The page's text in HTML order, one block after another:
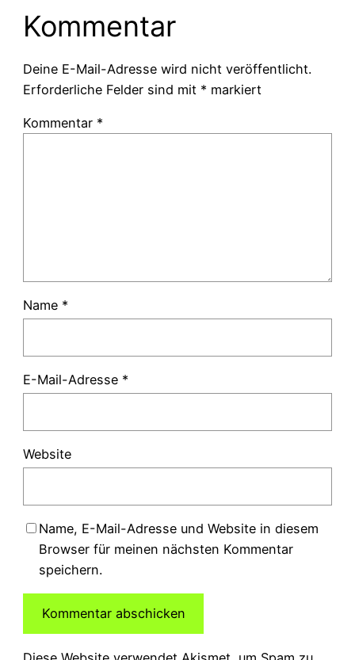
Kommentar
Deine E-Mail-Adresse wird nicht veröffentlicht.
Erforderliche Felder sind mit * markiert
Kommentar *
Name *
E-Mail-Adresse *
Website
Name, E-Mail-Adresse und Website in diesem
Browser für meinen nächsten Kommentar
speichern.